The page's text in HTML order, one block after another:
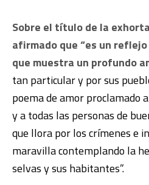
Sobre el título de la
afirmado que “es un
que muestra un profundo
tan particular y por sus
poema de amor proclamado
y a todas las personas de
que llora por los crímenes e
maravilla contemplando la
selvas y sus habitantes”.